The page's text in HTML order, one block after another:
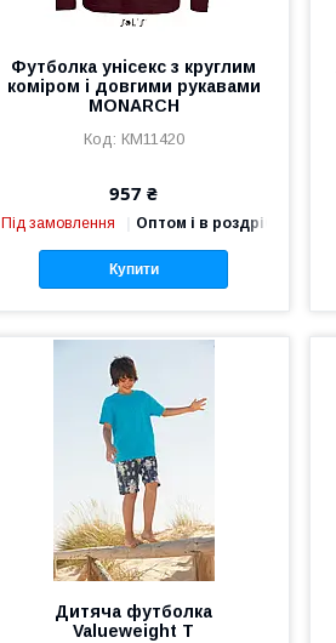
Футболка унісекс з круглим
коміром і довгими рукавами
MONARCH
КМ11420
957 ₴
Під замовлення Оптом і в роздріб
Купити
Дитяча футболка
Valueweight T